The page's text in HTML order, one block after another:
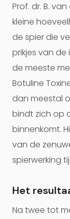
Prof. dr. B.
kleine
de spier die
prikjes van de
de meeste
Botuline
dan meestal
bindt zich op
binnenkomt.
van de
spierwerking
Het
Na twee tot